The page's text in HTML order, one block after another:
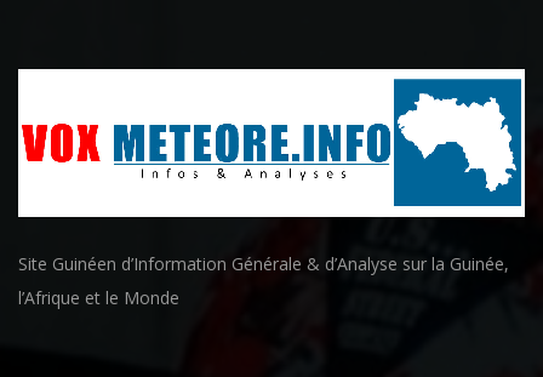
Site Guinéen d’Information Générale & d’Analyse sur la Guinée,
l’Afrique et le Monde